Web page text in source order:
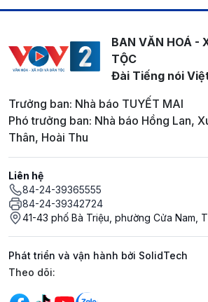
BAN VĂN HOÁ -
TỘC
Đài Tiếng nói
Trưởng ban: Nhà báo TUYẾT MAI
Phó trưởng ban: Nhà báo Hồng Lan,
Thân, Hoài Thu
Liên hệ
84-24-39365555
84-24-39342724
41-43 phố Bà Triệu, phường Cửa Nam,
Phát triển và vận hành bởi SolidTech
Mạng xã hội
Theo dõi: